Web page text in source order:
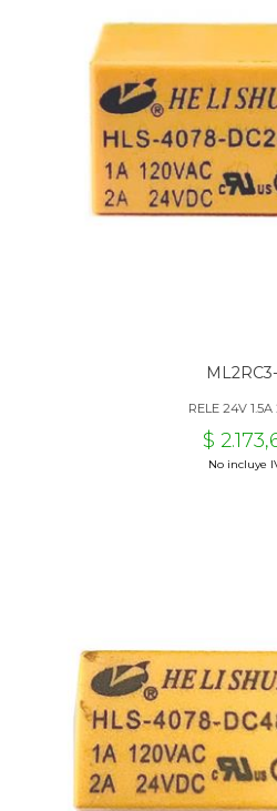
RELE 24V
$
No incluye